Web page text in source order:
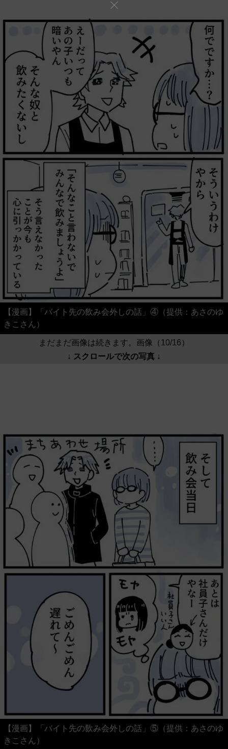
【漫画】「バイト先の飲み会外しの話」④（提供：あさのゆ
きこさん）
まだまだ画像は続きます。画像（10/16）
↓ スクロールで次の写真 ↓
【漫画】「バイト先の飲み会外しの話」⑤（提供：あさのゆ
きこさん）